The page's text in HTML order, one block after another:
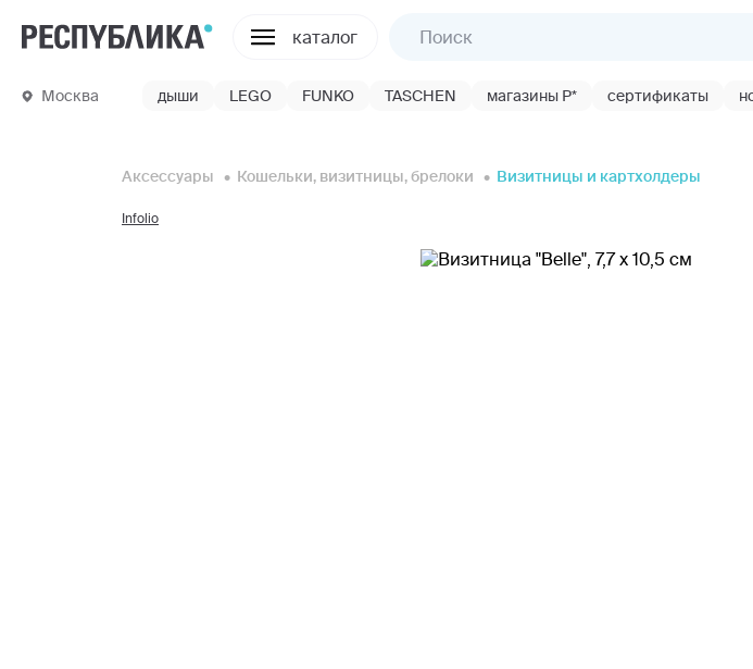
каталог
Москва дыши LEGO FUNKO TASCHEN магазины Р* сертификаты
Аксессуары Кошельки, визитницы, брелоки Визитницы и картхолдеры
Infolio